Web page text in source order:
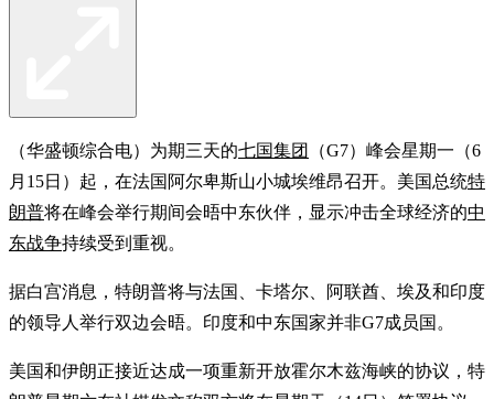
（华盛顿综合电）为期三天的七国集团
（G7）峰会星期一（6
月15日）起，在法国阿尔卑斯山小城埃维昂召开。美国总统特
朗普将在峰会举行期间会晤中东伙伴，显示冲击全球经济的中
东战争持续受到重视。
据白宫消息，特朗普将与法国、卡塔尔、阿联酋、埃及和印度
的领导人举行双边会晤。印度和中东国家并非G7成员国。
美国和伊朗正接近达成一项重新开放霍尔木兹海峡的协议，特